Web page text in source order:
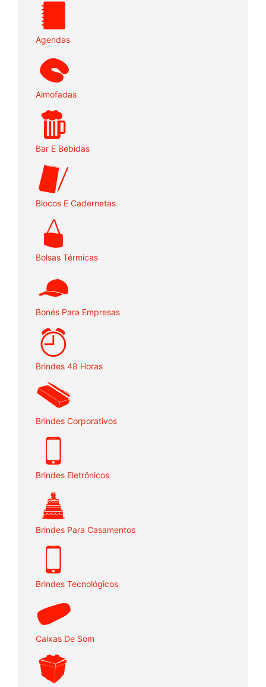
Agendas
Almofadas
Bar E Bebidas
Blocos E Cadernetas
Bolsas Térmicas
Bonés Para Empresas
Brindes 48 Horas
Brindes Corporativos
Brindes Eletrônicos
Brindes Para Casamentos
Brindes Tecnológicos
Caixas De Som